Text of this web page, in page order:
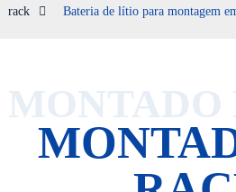
rack
Bateria de lítio para montagem